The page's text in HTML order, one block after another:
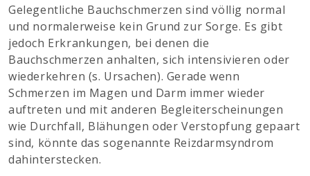
Gelegentliche Bauchschmerzen sind völlig normal
und normalerweise kein Grund zur Sorge. Es gibt
jedoch Erkrankungen, bei denen die
Bauchschmerzen anhalten, sich intensivieren oder
wiederkehren (s. Ursachen). Gerade wenn
Schmerzen im Magen und Darm immer wieder
auftreten und mit anderen Begleiterscheinungen
wie Durchfall, Blähungen oder Verstopfung gepaart
sind, könnte das sogenannte Reizdarmsyndrom
dahinterstecken.